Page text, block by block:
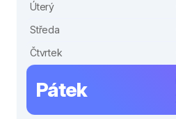
Úterý
Středa
Čtvrtek
Pátek